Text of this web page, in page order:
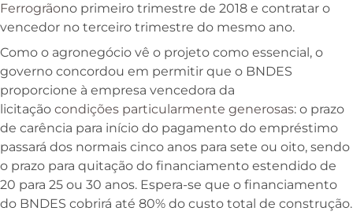
Ferrogrãono primeiro trimestre de 2018 e contratar o
vencedor no terceiro trimestre do mesmo ano.
Como o agronegócio vê o projeto como essencial, o
governo concordou em permitir que o BNDES
proporcione à empresa vencedora da
licitação condições particularmente generosas: o prazo
de carência para início do pagamento do empréstimo
passará dos normais cinco anos para sete ou oito, sendo
o prazo para quitação do financiamento estendido de
20 para 25 ou 30 anos. Espera-se que o financiamento
do BNDES cobrirá até 80% do custo total de construção.